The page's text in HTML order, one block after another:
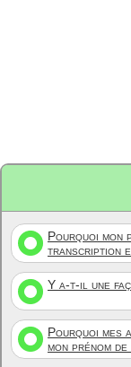
Pourquoi mon
transcription
Y a-t-il une
Pourquoi mes
mon prénom